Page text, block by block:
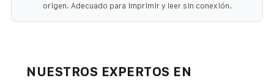
origen. Adecuado para imprimir y leer sin conexión.
NUESTROS EXPERTOS EN